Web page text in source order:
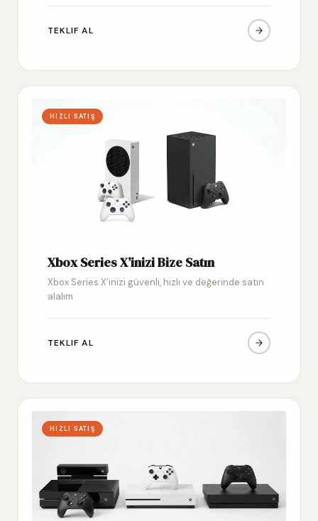
TEKLIF AL
HIZLI SATIŞ
Xbox Series X’inizi Bize Satın
Xbox Series X’inizi güvenli, hızlı ve değerinde satın
alalım
TEKLIF AL
HIZLI SATIŞ